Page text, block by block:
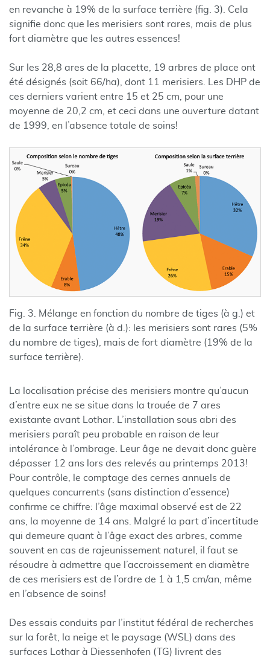
en revanche à 19% de la surface terrière (fig. 3). Cela
signifie donc que les merisiers sont rares, mais de plus
fort diamètre que les autres essences!
Sur les 28,8 ares de la placette, 19 arbres de place ont
été désignés (soit 66/ha), dont 11 merisiers. Les DHP de
ces derniers varient entre 15 et 25 cm, pour une
moyenne de 20,2 cm, et ceci dans une ouverture datant
de 1999, en l’absence totale de soins!
Fig. 3. Mélange en fonction du nombre de tiges (à g.) et
de la surface terrière (à d.): les merisiers sont rares (5%
du nombre de tiges), mais de fort diamètre (19% de la
surface terrière).
La localisation précise des merisiers montre qu’aucun
d’entre eux ne se situe dans la trouée de 7 ares
existante avant Lothar. L’installation sous abri des
merisiers paraît peu probable en raison de leur
intolérance à l’ombrage. Leur âge ne devait donc guère
dépasser 12 ans lors des relevés au printemps 2013!
Pour contrôle, le comptage des cernes annuels de
quelques concurrents (sans distinction d’essence)
confirme ce chiffre: l’âge maximal observé est de 22
ans, la moyenne de 14 ans. Malgré la part d’incertitude
qui demeure quant à l’âge exact des arbres, comme
souvent en cas de rajeunissement naturel, il faut se
résoudre à admettre que l’accroissement en diamètre
de ces merisiers est de l’ordre de 1 à 1,5 cm/an, même
en l’absence de soins!
Des essais conduits par l’institut fédéral de recherches
sur la forêt, la neige et le paysage (WSL) dans des
surfaces Lothar à Diessenhofen (TG) livrent des